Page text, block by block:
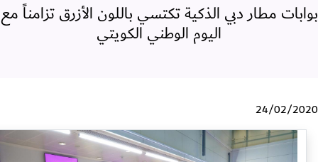
مطار دبي الذكية تكتسي باللون الأزرق تزامناً مع
اليوم الوطني الكويتي
24/02/